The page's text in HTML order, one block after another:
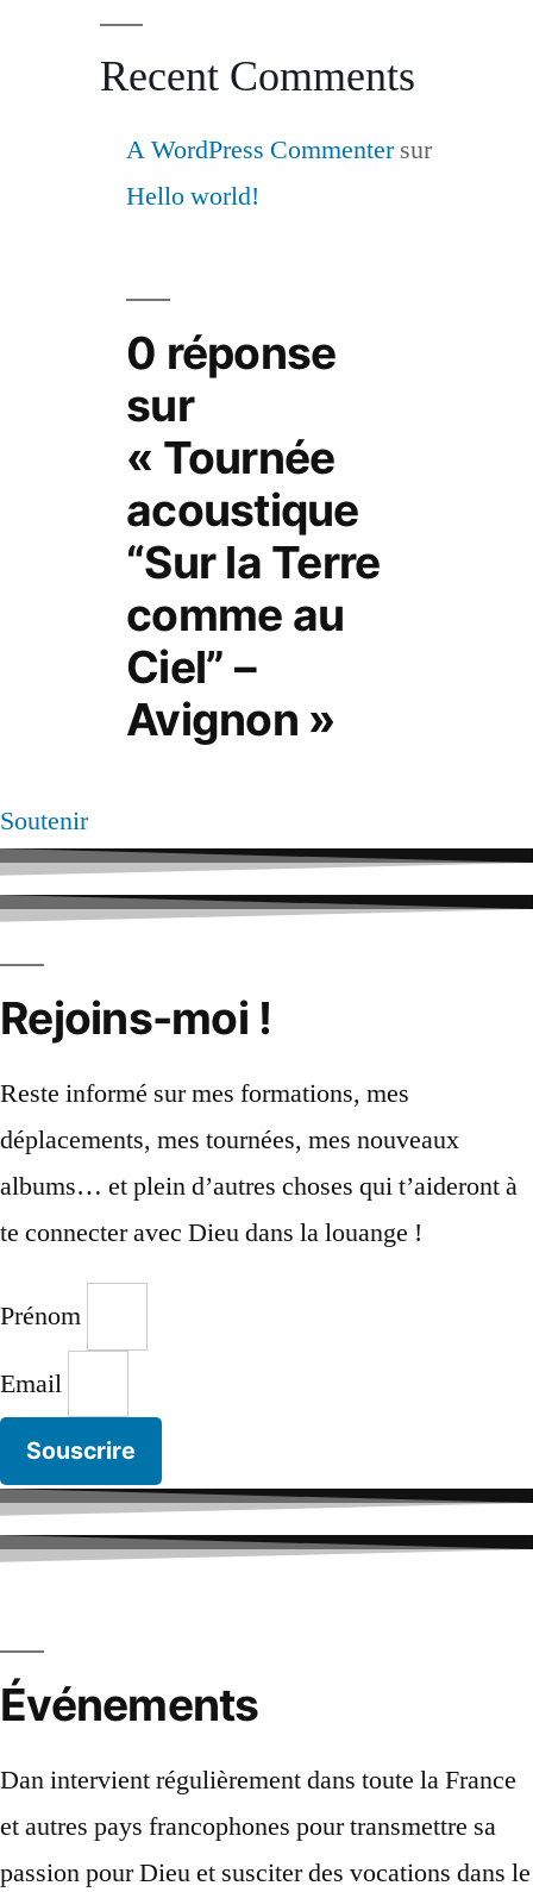
Recent Comments
A WordPress Commentersur
Hello world!
0 réponse
sur
« Tournée
acoustique
“Sur la Terre
comme au
Ciel” –
Avignon »
Soutenir
Rejoins-moi !
Reste informé sur mes formations, mes
déplacements, mes tournées, mes nouveaux
albums… et plein d’autres choses qui t’aideront à
te connecter avec Dieu dans la louange !
Prénom
Email
Souscrire
Événements
Dan intervient régulièrement dans toute la France
et autres pays francophones pour transmettre sa
passion pour Dieu et susciter des vocations dans le